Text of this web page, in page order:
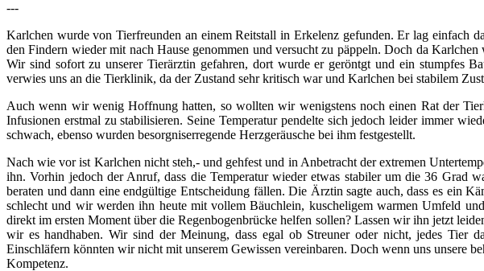
---
Karlchen wurde von Tierfreunden an einem Reitstall in Erkelenz gefunden. Er lag einfach
den Findern wieder mit nach Hause genommen und versucht zu päppeln. Doch da
Wir sind sofort zu unserer Tierärztin gefahren, dort wurde er geröntgt und ein stumpfes
verwies uns an die Tierklinik, da der Zustand sehr kritisch war und Karlchen bei stabilem
Auch wenn wir wenig Hoffnung hatten, so wollten wir wenigstens noch einen Rat der
Infusionen erstmal zu stabilisieren. Seine Temperatur pendelte sich jedoch leider immer
schwach, ebenso wurden besorgniserregende Herzgeräusche bei ihm festgestellt.
Nach wie vor ist Karlchen nicht steh,- und gehfest und in Anbetracht der extremen
ihn.Vorhin jedoch der Anruf, dass die Temperatur wieder etwas stabiler um die 36 Grad
beraten und dann eine endgültige Entscheidung fällen.Die Ärztin sagte auch, dass es ein
schlecht und wir werden ihn heute mit vollem Bäuchlein, kuscheligem warmen Umfeld
direkt im ersten Moment über die Regenbogenbrücke helfen sollen? Lassen wir ihn jetzt
wir es handhaben.Wir sind der Meinung, dass egal ob Streuner oder nicht, jedes Tier
Einschläfern könnten wir nicht mit unserem Gewissen vereinbaren. Doch wenn uns unsere
Kompetenz.